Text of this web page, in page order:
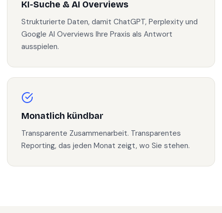
KI-Suche & AI Overviews
Strukturierte Daten, damit ChatGPT, Perplexity und
Google AI Overviews Ihre Praxis als Antwort
ausspielen.
Monatlich kündbar
Transparente Zusammenarbeit. Transparentes
Reporting, das jeden Monat zeigt, wo Sie stehen.